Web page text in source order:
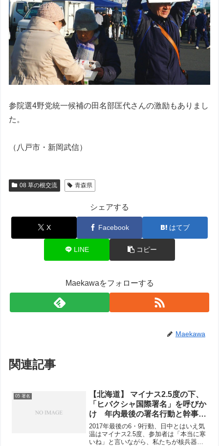
参院選4野党統一候補の田名部匡代さんの激励もありまし
た。
（八戸市・新岡武信）
08 草の根交流 青森県
シェアする
X Facebook はてブ
LINE コピー
Maekawaをフォローする
Maekawa
関連記事
05 署名
【北海道】 マイナス2.5度の下、
「ヒバクシャ国際署名」を呼びか
け 年内最後の署名行動と幹事
会・・・小樽原水協
2017年最後の6・9行動、日中とはいえ気
温はマイナス2.5度、参加者は「本当に寒
いね」と言いながら、私たちが核兵器禁